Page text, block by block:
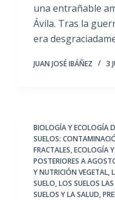
una entrañable
Ávila. Tras la
era
JUAN JOSÉ IBÁÑEZ 3
BIOLOGÍA Y ECOLOGÍA
SUELOS:
FRACTALES,ECOLOGÍA
POSTERIORES A
Y NUTRICIÓN VEGETAL,
SUELO,LOS SUELOS
SUELOS Y LA SALUD,